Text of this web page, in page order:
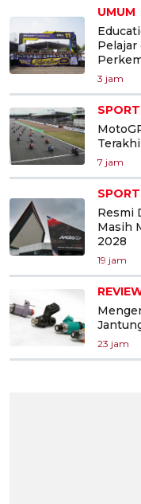
UMUM
Pelajar
3 jam
SPORT
7 jam
SPORT
Resmi
Masih
2028
19 jam
23 jam